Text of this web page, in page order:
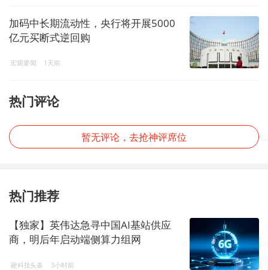
加码中长期流动性，央行将开展5000
亿元买断式逆回购
宏观要闻 1天前
热门评论
暂无评论，去抢神评席位
热门推荐
【独家】英伟达急寻中国AI基站供应
商，明后年启动端侧算力组网
硬科技头条 3小时前